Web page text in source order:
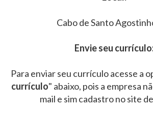
Cabo de Santo
Envie seu
Para enviar seu currículo acesse a
currículo" abaixo, pois a empresa
mail e sim cadastro no site